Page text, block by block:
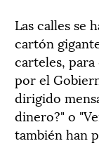
Las calles se
cartón
carteles,
por el
dirigido
dinero?" o
también han